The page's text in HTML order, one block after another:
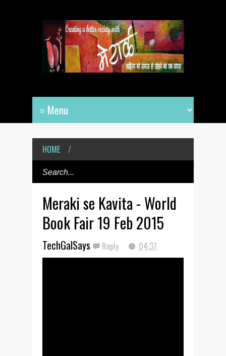
HOME /
Meraki se Kavita - World
Book Fair 19 Feb 2015
TechGalSays Reply 04:37